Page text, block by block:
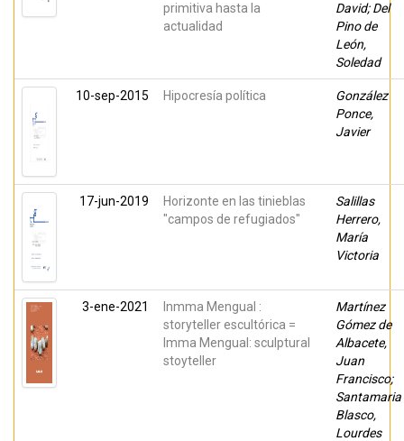
primitiva hasta la
actualidad
David; Del
Pino de
León,
Soledad
10-sep-2015 Hipocresía política
González
Ponce,
Javier
17-jun-2019
Horizonte en las tinieblas
"campos de refugiados"
Salillas
Herrero,
María
Victoria
3-ene-2021
Inmma Mengual :
storyteller escultórica =
Imma Mengual: sculptural
stoyteller
Martínez
Gómez de
Albacete,
Juan
Francisco;
Santamaria
Blasco,
Lourdes